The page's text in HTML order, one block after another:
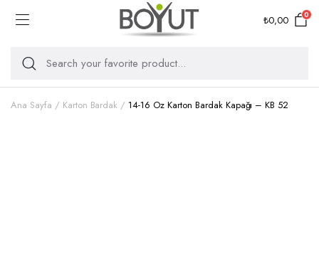
₺0,00 0
Ana Sayfa Karton Bardak 14-16 Oz Karton Bardak Kapağı – KB 52